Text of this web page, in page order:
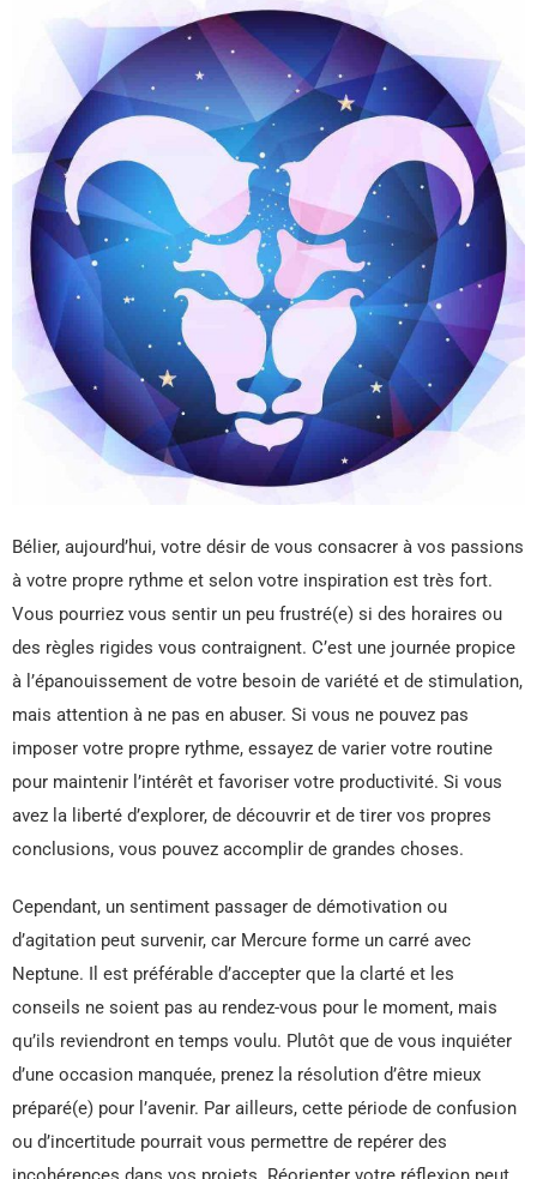
Bélier, aujourd’hui, votre désir de vous consacrer à vos passions
à votre propre rythme et selon votre inspiration est très fort.
Vous pourriez vous sentir un peu frustré(e) si des horaires ou
des règles rigides vous contraignent. C’est une journée propice
à l’épanouissement de votre besoin de variété et de stimulation,
mais attention à ne pas en abuser. Si vous ne pouvez pas
imposer votre propre rythme, essayez de varier votre routine
pour maintenir l’intérêt et favoriser votre productivité. Si vous
avez la liberté d’explorer, de découvrir et de tirer vos propres
conclusions, vous pouvez accomplir de grandes choses.
Cependant, un sentiment passager de démotivation ou
d’agitation peut survenir, car Mercure forme un carré avec
Neptune. Il est préférable d’accepter que la clarté et les
conseils ne soient pas au rendez-vous pour le moment, mais
qu’ils reviendront en temps voulu. Plutôt que de vous inquiéter
d’une occasion manquée, prenez la résolution d’être mieux
préparé(e) pour l’avenir. Par ailleurs, cette période de confusion
ou d’incertitude pourrait vous permettre de repérer des